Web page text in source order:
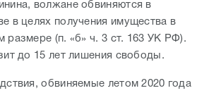
волжане обвиняются в
в целях получения имущества в
размере (п. «б» ч. 3 ст. 163 УК РФ).
до 15 лет лишения свободы.
обвиняемые летом 2020 года